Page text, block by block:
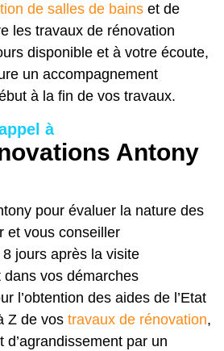
de salles de bainset de
les travaux de rénovation
disponible et à votre écoute,
un accompagnement
à la fin de vos travaux.
à
Antony
pour évaluer la nature des
et vous conseiller
jours après la visite
vos démarches
l’obtention des aides de l’Etat
Z de vos travaux de rénovation,
d’agrandissement par un